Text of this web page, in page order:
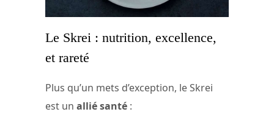
Le Skrei : nutrition, excellence,
et rareté
Plus qu’un mets d’exception, le Skrei
est un allié santé :